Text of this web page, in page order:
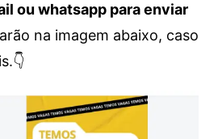
ou whatsapp para enviar
na imagem abaixo, caso